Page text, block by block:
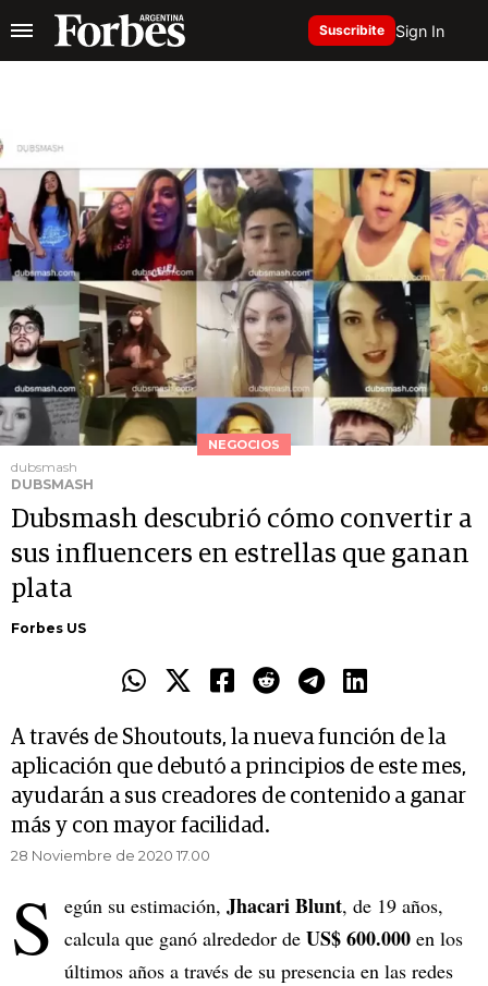
Suscribite Sign In
NEGOCIOS
dubsmash
DUBSMASH
Dubsmash descubrió cómo convertir a
sus influencers en estrellas que ganan
plata
Forbes US
A través de Shoutouts, la nueva función de la
aplicación que debutó a principios de este mes,
ayudarán a sus creadores de contenido a ganar
más y con mayor facilidad.
28 Noviembre de 2020 17.00
S egún su estimación, Jhacari Blunt, de 19 años,
calcula que ganó alrededor de US$ 600.000 en los
últimos años a través de su presencia en las redes